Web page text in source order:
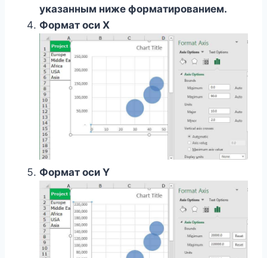
указанным ниже форматированием.
Формат оси X
Формат оси Y